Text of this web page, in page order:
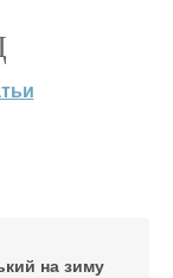
на зиму